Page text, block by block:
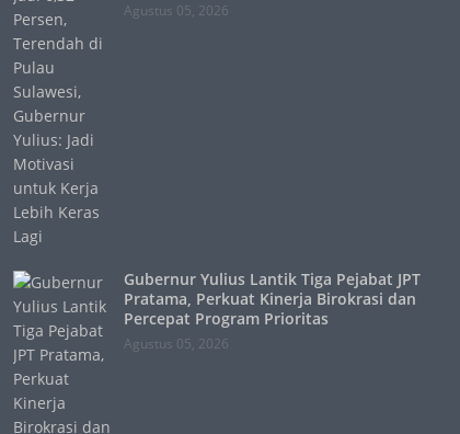
Agustus 05, 2026
Gubernur Yulius Lantik Tiga Pejabat JPT
Pratama, Perkuat Kinerja Birokrasi dan
Percepat Program Prioritas
Agustus 05, 2026